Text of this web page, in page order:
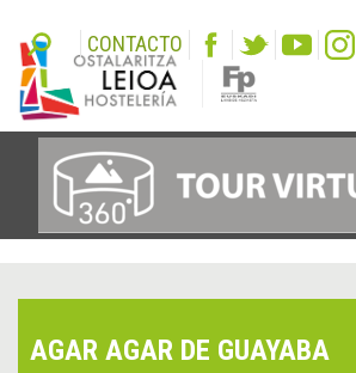
CONTACTO
AGAR AGAR DE GUAYABA